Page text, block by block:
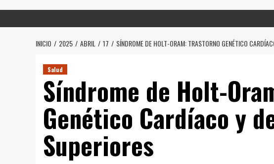
INICIO 2025 ABRIL 17 SÍNDROME DE HOLT-ORAM: TRASTORNO GENÉTICO
Salud
Síndrome de Holt-
Genético Cardíaco y
Superiores